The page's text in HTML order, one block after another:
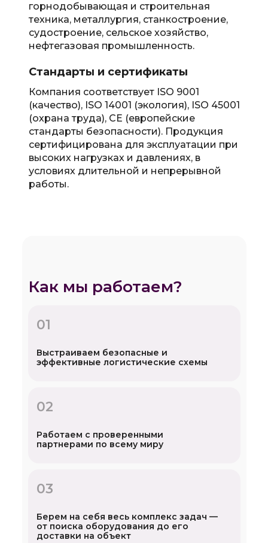
горнодобывающая и строительная
техника, металлургия, станкостроение,
судостроение, сельское хозяйство,
нефтегазовая промышленность.
Компания соответствует ISO 9001
(качество), ISO 14001 (экология), ISO 45001
(охрана труда), CE (европейские
стандарты безопасности). Продукция
сертифицирована для эксплуатации при
высоких нагрузках и давлениях, в
условиях длительной и непрерывной
работы.
Стандарты и сертификаты
Как мы работаем?
01
Выстраиваем безопасные и
эффективные логистические схемы
02
Работаем с проверенными
партнерами по всему миру
03
Берем на себя весь комплекс задач —
от поиска оборудования до его
доставки на объект